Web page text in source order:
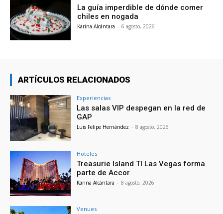
La guía imperdible de dónde comer
chiles en nogada
Karina Alcántara - 6 agosto, 2026
ARTÍCULOS RELACIONADOS
Experiencias
Las salas VIP despegan en la red de
GAP
Luis Felipe Hernández - 8 agosto, 2026
Hoteles
Treasurie Island TI Las Vegas forma
parte de Accor
Karina Alcántara - 8 agosto, 2026
Venues